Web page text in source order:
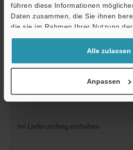
führen diese Informationen
Daten zusammen, die Sie ihnen
die sie im Rahmen Ihrer Nutzung
haben.
Alle zulassen
Anpassen
Material
Im Lieferumfang enthalten